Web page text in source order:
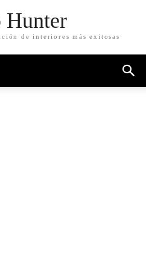
Hunter
de interiores más exitosas